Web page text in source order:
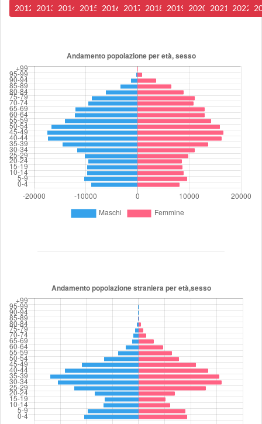
2012 2013 2014 2015 2016 2017 2018 2019 2020 2021 2022